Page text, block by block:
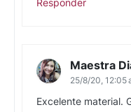
Responder
Maestra
25/8/20, 12:05
Excelente material.